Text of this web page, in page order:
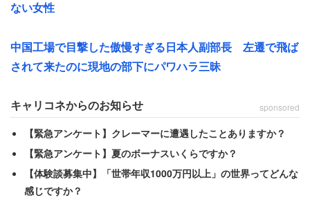
こかで気づかなかったのだろうか。どちらにせよ、店員か
ない女性
中国工場で目撃した傲慢すぎる日本人副部長 左遷で飛ば
されて来たのに現地の部下にパワハラ三昧
キャリコネからのお知らせ sponsored
【緊急アンケート】クレーマーに遭遇したことありますか？
【緊急アンケート】夏のボーナスいくらですか？
【体験談募集中】「世帯年収1000万円以上」の世界ってどんな
感じですか？